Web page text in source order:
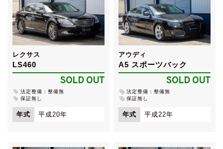
レクサス
LS460
SOLD OUT
法定整備：整備無
保証無し
年式 平成20年
アウディ
A5 スポーツバック
SOLD OUT
法定整備：整備無
保証無し
年式 平成22年